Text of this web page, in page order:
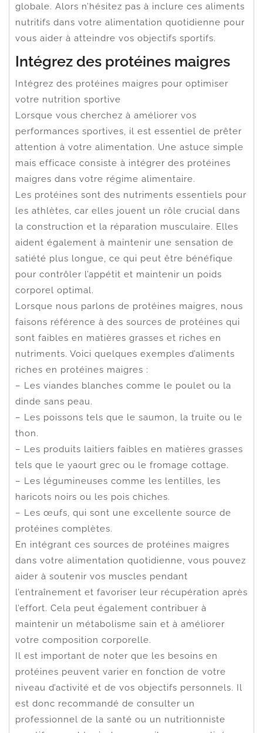
globale. Alors n’hésitez pas à inclure ces aliments
nutritifs dans votre alimentation quotidienne pour
vous aider à atteindre vos objectifs sportifs.
Intégrez des protéines maigres
Intégrez des protéines maigres pour optimiser
votre nutrition sportive
Lorsque vous cherchez à améliorer vos
performances sportives, il est essentiel de prêter
attention à votre alimentation. Une astuce simple
mais efficace consiste à intégrer des protéines
maigres dans votre régime alimentaire.
Les protéines sont des nutriments essentiels pour
les athlètes, car elles jouent un rôle crucial dans
la construction et la réparation musculaire. Elles
aident également à maintenir une sensation de
satiété plus longue, ce qui peut être bénéfique
pour contrôler l’appétit et maintenir un poids
corporel optimal.
Lorsque nous parlons de protéines maigres, nous
faisons référence à des sources de protéines qui
sont faibles en matières grasses et riches en
nutriments. Voici quelques exemples d’aliments
riches en protéines maigres :
– Les viandes blanches comme le poulet ou la
dinde sans peau.
– Les poissons tels que le saumon, la truite ou le
thon.
– Les produits laitiers faibles en matières grasses
tels que le yaourt grec ou le fromage cottage.
– Les légumineuses comme les lentilles, les
haricots noirs ou les pois chiches.
– Les œufs, qui sont une excellente source de
protéines complètes.
En intégrant ces sources de protéines maigres
dans votre alimentation quotidienne, vous pouvez
aider à soutenir vos muscles pendant
l’entraînement et favoriser leur récupération après
l’effort. Cela peut également contribuer à
maintenir un métabolisme sain et à améliorer
votre composition corporelle.
Il est important de noter que les besoins en
protéines peuvent varier en fonction de votre
niveau d’activité et de vos objectifs personnels. Il
est donc recommandé de consulter un
professionnel de la santé ou un nutritionniste